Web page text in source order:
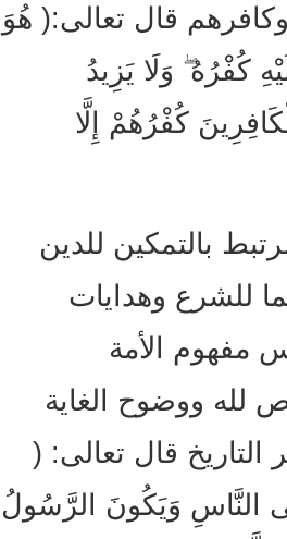
قال تعالى:( هُوَ
كُفْرُهُ ۖ وَلَا يَزِيدُ
كُفْرُهُمْ إِلَّا
بالتمكين للدين
للشرع وهدايات
مفهوم الأمة
لله ووضوح الغاية
قال تعالى: (
النَّاسِ وَيَكُونَ الرَّسُولُ